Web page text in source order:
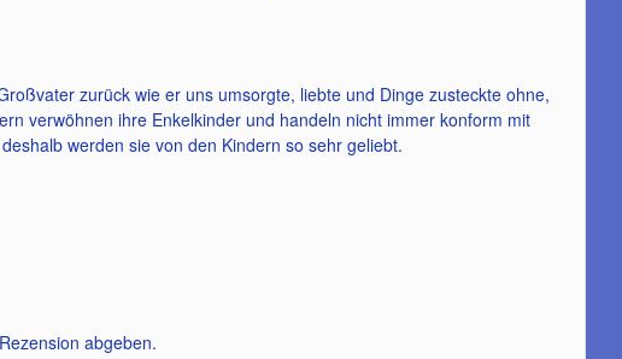
zurück wie er uns umsorgte, liebte und Dinge zusteckte ohne,
verwöhnen ihre Enkelkinder und handeln nicht immer konform mit
werden sie von den Kindern so sehr geliebt.
abgeben.